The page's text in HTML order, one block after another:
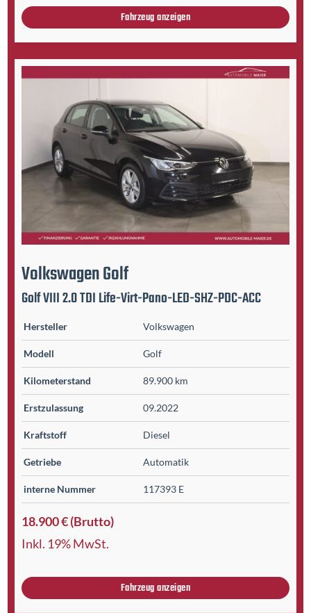
Fahrzeug anzeigen
VolkswagenGolf
Golf VIII 2.0 TDI Life-Virt-Pano-LED-SHZ-PDC-ACC
Hersteller Volkswagen
Modell Golf
Kilometer­stand 89.900 km
Erst­zulassung 09.2022
Kraftstoff Diesel
Getriebe Automatik
interne Nummer 117393 E
18.900 € (Brutto)
Inkl. 19% MwSt.
Fahrzeug anzeigen